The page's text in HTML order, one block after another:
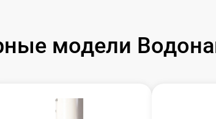
модели